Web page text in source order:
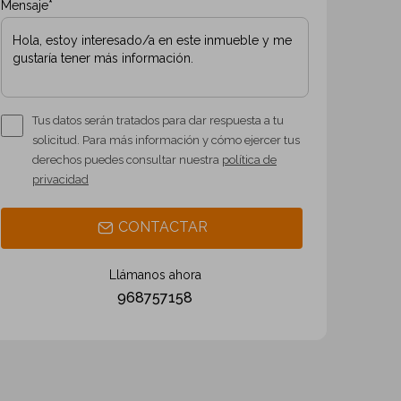
Mensaje*
Tus datos serán tratados para dar respuesta a tu
solicitud. Para más información y cómo ejercer tus
derechos puedes consultar nuestra política de
privacidad
CONTACTAR
Llámanos ahora
968757158